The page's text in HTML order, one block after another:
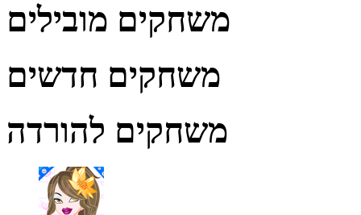
משחקים מובילים
משחקים חדשים
משחקים להורדה